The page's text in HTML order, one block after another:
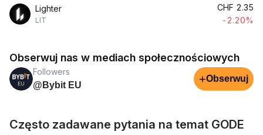
Lighter
LIT
CHF 2.35
-2.20%
Obserwuj nas w mediach społecznościowych
Followers
@Bybit EU
+Obserwuj
Często zadawane pytania na temat GODE